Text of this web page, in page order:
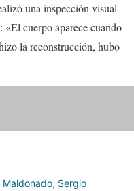
una inspección visual
«El cuerpo aparece cuando
la reconstrucción, hubo
Maldonado, Sergio